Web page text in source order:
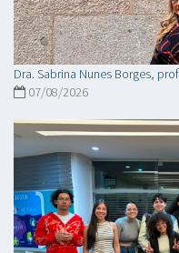
Dra. Sabrina Nunes Borges,
07/08/2026